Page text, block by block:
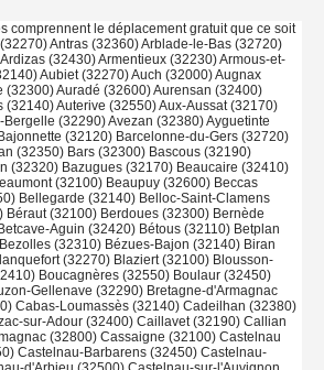
comprennent le déplacement gratuit que ce soit
Antras (32360) Arblade-le-Bas (32720)
(32430) Armentieux (32230) Armous-et-
Aubiet (32270) Auch (32000) Augnax
(32300) Auradé (32600) Aurensan (32400)
(32140) Auterive (32550) Aux-Aussat (32170)
(32290) Avezan (32380) Ayguetinte
(32120) Barcelonne-du-Gers (32720)
(32350) Bars (32300) Bascous (32190)
(32320) Bazugues (32170) Beaucaire (32410)
(32100) Beaupuy (32600) Beccas
Bellegarde (32140) Belloc-Saint-Clamens
Béraut (32100) Berdoues (32300) Bernède
Aguin (32420) Bétous (32110) Betplan
(32310) Bézues-Bajon (32140) Biran
(32270) Blaziert (32100) Blousson-
Boucagnères (32550) Boulaur (32450)
Gellenave (32290) Bretagne-d'Armagnac
Cabas-Loumassès (32140) Cadeilhan (32380)
sur-Adour (32400) Caillavet (32190) Callian
(32800) Cassaigne (32100) Castelnau
Castelnau-Barbarens (32450) Castelnau-